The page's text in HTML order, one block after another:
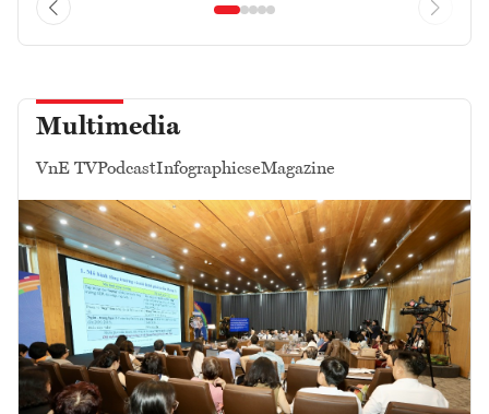
Multimedia
VnE TVPodcastInfographicseMagazine